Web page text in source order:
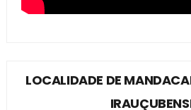
LOCALIDADE DE